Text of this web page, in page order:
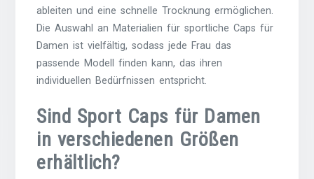
ableiten und eine schnelle Trocknung ermöglichen.
Die Auswahl an Materialien für sportliche Caps für
Damen ist vielfältig, sodass jede Frau das
passende Modell finden kann, das ihren
individuellen Bedürfnissen entspricht.
Sind Sport Caps für Damen
in verschiedenen Größen
erhältlich?